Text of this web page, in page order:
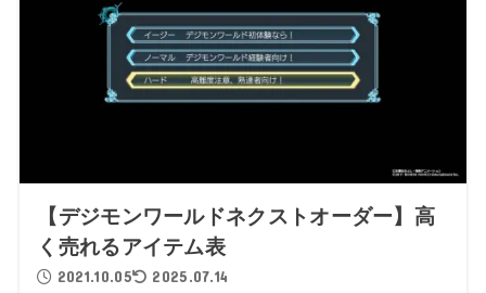
【デジモンワールドネクストオーダー】高
く売れるアイテム表
2021.10.05 2025.07.14